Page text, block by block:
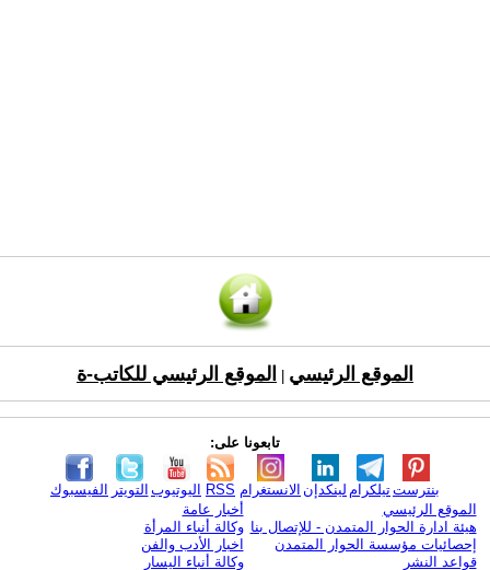
الموقع الرئيسي الموقع الرئيسي للكاتب-ة
تابعونا على:
الفيسبوك التويتر اليوتيوب RSS الانستغرام لينكدإن تيلكرامبنترست
الموقع الرئيسي
هيئة ادارة الحوار المتمدن - للإتصال بنا
إحصائيات مؤسسة الحوار المتمدن
قواعد النشر
أخبار عامة
وكالة أنباء المرأة
اخبار الأدب والفن
وكالة أنباء اليسار